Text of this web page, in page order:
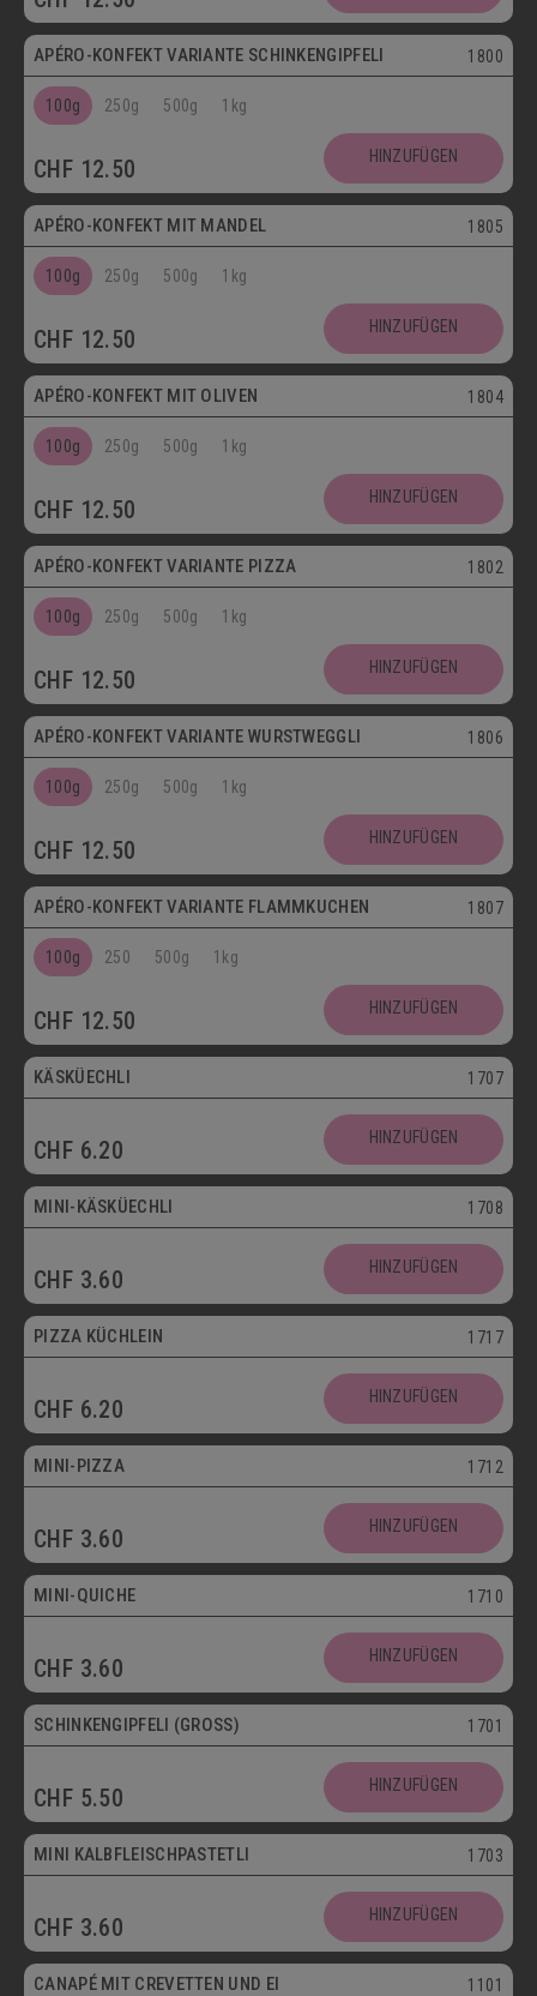
APÉRO-KONFEKT VARIANTE SCHINKENGIPFELI 1800
100g 250g 500g 1kg
CHF 12.50 HINZUFÜGEN
Vegetarisch
APÉRO-KONFEKT MIT MANDEL 1805
100g 250g 500g 1kg
CHF 12.50 HINZUFÜGEN
Vegetarisch
APÉRO-KONFEKT MIT OLIVEN 1804
100g 250g 500g 1kg
CHF 12.50 HINZUFÜGEN
APÉRO-KONFEKT VARIANTE PIZZA 1802
100g 250g 500g 1kg
CHF 12.50 HINZUFÜGEN
APÉRO-KONFEKT VARIANTE WURSTWEGGLI 1806
100g 250g 500g 1kg
CHF 12.50 HINZUFÜGEN
APÉRO-KONFEKT VARIANTE FLAMMKUCHEN 1807
100g 250 500g 1kg
CHF 12.50 HINZUFÜGEN
Vegetarisch
KÄSKÜECHLI 1707
CHF 6.20 HINZUFÜGEN
Vegetarisch
MINI-KÄSKÜECHLI 1708
CHF 3.60 HINZUFÜGEN
bis 30.09.
PIZZA KÜCHLEIN 1717
CHF 6.20 HINZUFÜGEN
Mini
MINI-PIZZA 1712
CHF 3.60 HINZUFÜGEN
Mini
MINI-QUICHE 1710
CHF 3.60 HINZUFÜGEN
SCHINKENGIPFELI (GROSS) 1701
CHF 5.50 HINZUFÜGEN
Mini
MINI KALBFLEISCHPASTETLI 1703
CHF 3.60 HINZUFÜGEN
CANAPÉ MIT CREVETTEN UND EI 1101